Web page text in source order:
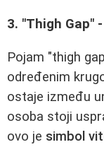
3. "Thigh Gap"
Pojam "thigh
određenim
ostaje između
osoba stoji
ovo je simbol